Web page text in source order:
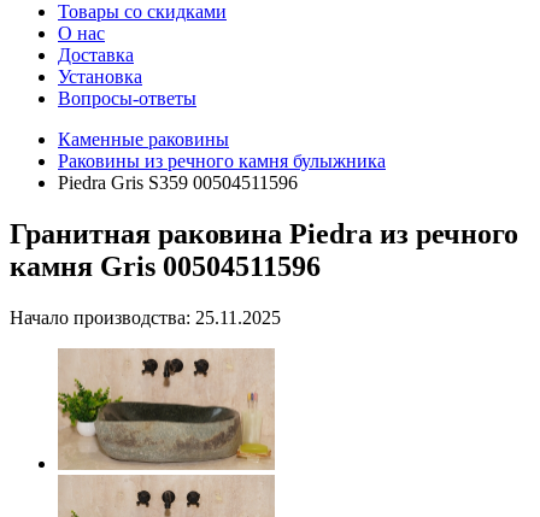
Товары со скидками
О нас
Доставка
Установка
Вопросы-ответы
Каменные раковины
Раковины из речного камня булыжника
Piedra Gris S359 00504511596
Гранитная раковина Piedra из речного
камня Gris 00504511596
Начало производства: 25.11.2025